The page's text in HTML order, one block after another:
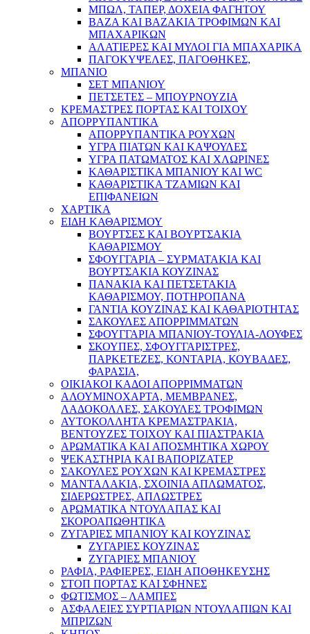
ΜΠΩΛ, ΤΑΠΕΡ, ΔΟΧΕΙΑ ΦΑΓΗΤΟΥ
ΒΑΖΑ ΚΑΙ ΒΑΖΑΚΙΑ ΤΡΟΦΙΜΩΝ ΚΑΙ
ΜΠΑΧΑΡΙΚΩΝ
ΑΛΑΤΙΕΡΕΣ ΚΑΙ ΜΥΛΟΙ ΓΙΑ ΜΠΑΧΑΡΙΚΑ
ΠΑΓΟΚΥΨΕΛΕΣ, ΠΑΓΟΘΗΚΕΣ,
ΜΠΑΝΙΟ
ΣΕΤ ΜΠΑΝΙΟΥ
ΠΕΤΣΕΤΕΣ – ΜΠΟΥΡΝΟΥΖΙΑ
ΚΡΕΜΑΣΤΡΕΣ ΠΟΡΤΑΣ ΚΑΙ ΤΟΙΧΟΥ
ΑΠΟΡΡΥΠΑΝΤΙΚΑ
ΑΠΟΡΡΥΠΑΝΤΙΚΑ ΡΟΥΧΩΝ
ΥΓΡΑ ΠΙΑΤΩΝ ΚΑΙ ΚΑΨΟΥΛΕΣ
ΥΓΡΑ ΠΑΤΩΜΑΤΟΣ ΚΑΙ ΧΛΩΡΙΝΕΣ
ΚΑΘΑΡΙΣΤΙΚΑ ΜΠΑΝΙΟΥ ΚΑΙ WC
ΚΑΘΑΡΙΣΤΙΚΑ ΤΖΑΜΙΩΝ ΚΑΙ
ΕΠΙΦΑΝΕΙΩΝ
ΧΑΡΤΙΚΑ
ΕΙΔΗ ΚΑΘΑΡΙΣΜΟΥ
ΒΟΥΡΤΣΕΣ ΚΑΙ ΒΟΥΡΤΣΑΚΙΑ
ΚΑΘΑΡΙΣΜΟΥ
ΣΦΟΥΓΓΑΡΙΑ – ΣΥΡΜΑΤΑΚΙΑ ΚΑΙ
ΒΟΥΡΤΣΑΚΙΑ ΚΟΥΖΙΝΑΣ
ΠΑΝΑΚΙΑ ΚΑΙ ΠΕΤΣΕΤΑΚΙΑ
ΚΑΘΑΡΙΣΜΟΥ, ΠΟΤΗΡΟΠΑΝΑ
ΓΑΝΤΙΑ ΚΟΥΖΙΝΑΣ ΚΑΙ ΚΑΘΑΡΙΟΤΗΤΑΣ
ΣΑΚΟΥΛΕΣ ΑΠΟΡΡΙΜΜΑΤΩΝ
ΣΦΟΥΓΓΑΡΙΑ ΜΠΑΝΙΟΥ-ΤΟΥΛΙΑ-ΛΟΥΦΕΣ
ΣΚΟΥΠΕΣ, ΣΦΟΥΓΓΑΡΙΣΤΡΕΣ,
ΠΑΡΚΕΤΕΖΕΣ, ΚΟΝΤΑΡΙΑ, ΚΟΥΒΑΔΕΣ,
ΦΑΡΑΣΙΑ,
ΟΙΚΙΑΚΟΙ ΚΑΔΟΙ ΑΠΟΡΡΙΜΜΑΤΩΝ
ΑΛΟΥΜΙΝΟΧΑΡΤΑ, ΜΕΜΒΡΑΝΕΣ,
ΛΑΔΟΚΟΛΛΕΣ, ΣΑΚΟΥΛΕΣ ΤΡΟΦΙΜΩΝ
ΑΥΤΟΚΟΛΛΗΤΑ ΚΡΕΜΑΣΤΡΑΚΙΑ,
ΒΕΝΤΟΥΖΕΣ ΤΟΙΧΟΥ ΚΑΙ ΠΙΑΣΤΡΑΚΙΑ
ΑΡΩΜΑΤΙΚΑ KAI ΑΠΟΣΜΗΤΙΚΑ ΧΩΡΟΥ
ΨΕΚΑΣΤΗΡΙΑ ΚΑΙ ΒΑΠΟΡΙΖΑΤΕΡ
ΣΑΚΟΥΛΕΣ ΡΟΥΧΩΝ ΚΑΙ ΚΡΕΜΑΣΤΡΕΣ
ΜΑΝΤΑΛΑΚΙΑ, ΣΧΟΙΝΙΑ ΑΠΛΩΜΑΤΟΣ,
ΣΙΔΕΡΩΣΤΡΕΣ, ΑΠΛΩΣΤΡΕΣ
ΑΡΩΜΑΤΙΚΑ ΝΤΟΥΛΑΠΑΣ ΚΑΙ
ΣΚΟΡΟΑΠΩΘΗΤΙΚΑ
ΖΥΓΑΡΙΕΣ ΜΠΑΝΙΟΥ ΚΑΙ ΚΟΥΖΙΝΑΣ
ΖΥΓΑΡΙΕΣ ΚΟΥΖΙΝΑΣ
ΖΥΓΑΡΙΕΣ ΜΠΑΝΙΟΥ
ΡΑΦΙΑ, ΡΑΦΙΕΡΕΣ, ΕΙΔΗ ΑΠΟΘΗΚΕΥΣΗΣ
ΣΤΟΠ ΠΟΡΤΑΣ ΚΑΙ ΣΦΗΝΕΣ
ΦΩΤΙΣΜΟΣ – ΛΑΜΠΕΣ
ΑΣΦΑΛΕΙΕΣ ΣΥΡΤΙΑΡΙΩΝ ΝΤΟΥΛΑΠΙΩΝ ΚΑΙ
ΜΠΡΙΖΩΝ